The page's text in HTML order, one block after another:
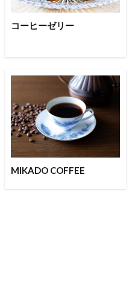
コーヒーゼリー
MIKADO COFFEE